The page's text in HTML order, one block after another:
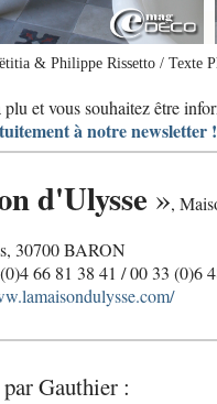
& Philippe Rissetto / Texte
et vous souhaitez être
à notre newsletter !
d'Ulysse »,
30700 BARON
66 81 38 41 / 00 33 (0)6
Gauthier :